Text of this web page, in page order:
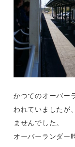
かつてのオーバー
われていましたが
ませんでした。
オーバーランダー